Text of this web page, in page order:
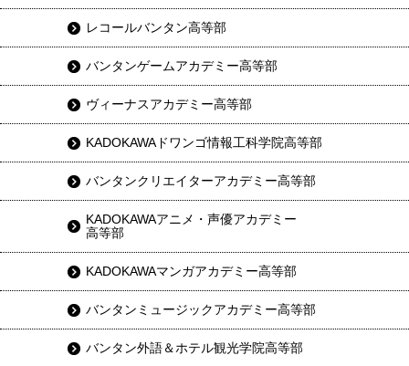
レコールバンタン高等部
バンタンゲームアカデミー高等部
ヴィーナスアカデミー高等部
KADOKAWAドワンゴ情報工科学院高等部
バンタンクリエイターアカデミー高等部
KADOKAWAアニメ・声優アカデミー
高等部
KADOKAWAマンガアカデミー高等部
バンタンミュージックアカデミー高等部
バンタン外語＆ホテル観光学院高等部